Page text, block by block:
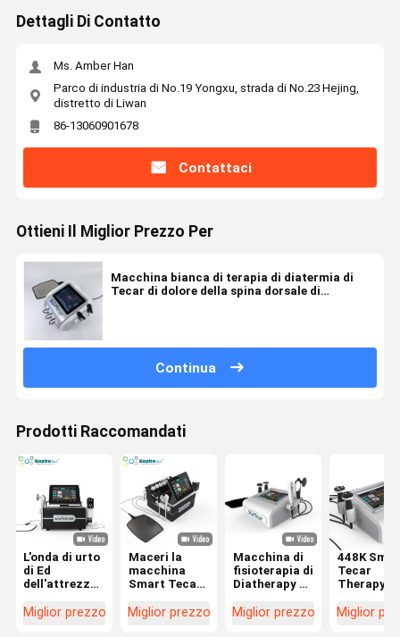
Dettagli Di Contatto
Ms. Amber Han
Parco di industria di No.19 Yongxu, strada di No.23 Hejing,
distretto di Liwan
86-13060901678
Contattaci
Ottieni Il Miglior Prezzo Per
Macchina bianca di terapia di diatermia di
Tecar di dolore della spina dorsale di
Continua
Prodotti Raccomandati
L'onda di urto
di Ed
dell'attrezzatura
diatermia di
Miglior prezzo
Maceri la
macchina
Smart Tecar
sollievo dal
Miglior prezzo
Macchina di
fisioterapia di
Diatherapy di
Tecar con
Miglior prezzo
448K
Tecar
Therapy
Diatermia
Miglior